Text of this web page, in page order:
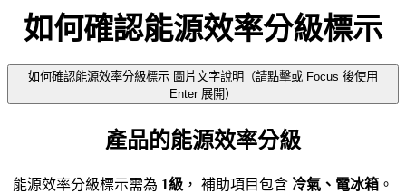
如何確認能源效率分級標示
如何確認能源效率分級標示 圖片文字說明（請點擊或 Focus 後使用
Enter 展開）
產品的能源效率分級
能源效率分級標示需為 1級 ， 補助項目包含 冷氣、電冰箱 。